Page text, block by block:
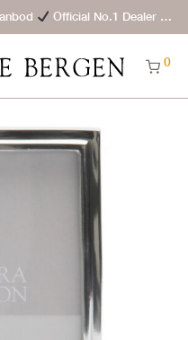
Official No.1 Dealer
0